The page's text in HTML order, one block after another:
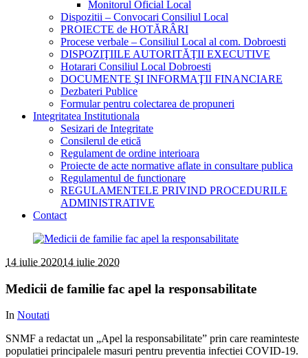
Monitorul Oficial Local
Dispozitii – Convocari Consiliul Local
PROIECTE de HOTĂRÂRI
Procese verbale – Consiliul Local al com. Dobroesti
DISPOZIŢIILE AUTORITĂŢII EXECUTIVE
Hotarari Consiliul Local Dobroesti
DOCUMENTE ŞI INFORMAŢII FINANCIARE
Dezbateri Publice
Formular pentru colectarea de propuneri
Integritatea Institutionala
Sesizari de Integritate
Consilerul de etică
Regulament de ordine interioara
Proiecte de acte normative aflate in consultare publica
Regulamentul de functionare
REGULAMENTELE PRIVIND PROCEDURILE
ADMINISTRATIVE
Contact
14 iulie 202014 iulie 2020
Medicii de familie fac apel la responsabilitate
In Noutati
SNMF a redactat un „Apel la responsabilitate” prin care reaminteste
populatiei principalele masuri pentru preventia infectiei COVID-19.